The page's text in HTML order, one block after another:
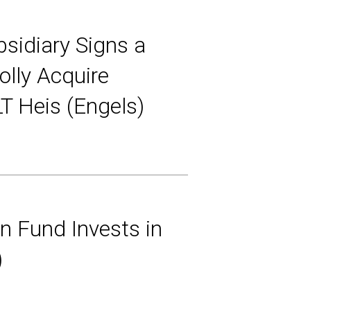
Signs a
Acquire
Heis (Engels)
Fund Invests in